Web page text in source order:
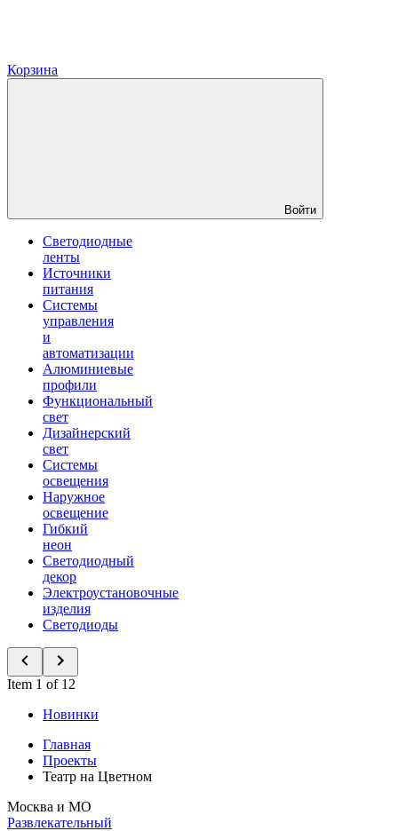
Корзина
Войти
Светодиодные
ленты
Источники
питания
Системы
управления
и
автоматизации
Алюминиевые
профили
Функциональный
свет
Дизайнерский
свет
Системы
освещения
Наружное
освещение
Гибкий
неон
Светодиодный
декор
Электроустановочные
изделия
Светодиоды
Item 1 of 12
Новинки
Главная
Проекты
Театр на Цветном
Москва и МО
Развлекательный